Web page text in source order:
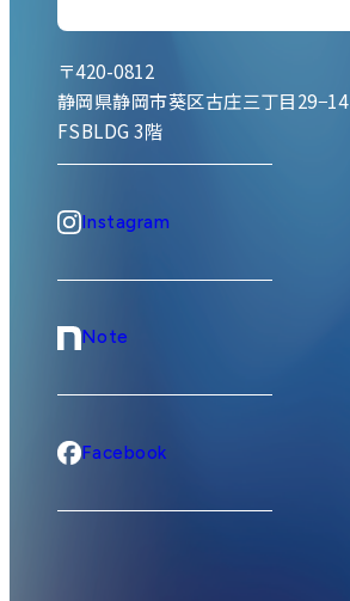
〒420-0812
静岡県静岡市葵区古庄三丁目29−14
FSBLDG 3階
Instagram
Note
Facebook